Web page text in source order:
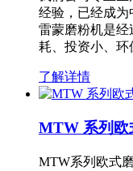
经验，已经成为
雷蒙磨粉机是经
耗、投资小、
了解详情
MTW 系列欧
MTW系列欧式